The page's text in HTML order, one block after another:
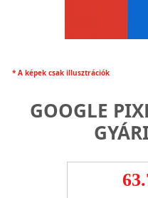
* A képek csak illusztrációk
GOOGLE